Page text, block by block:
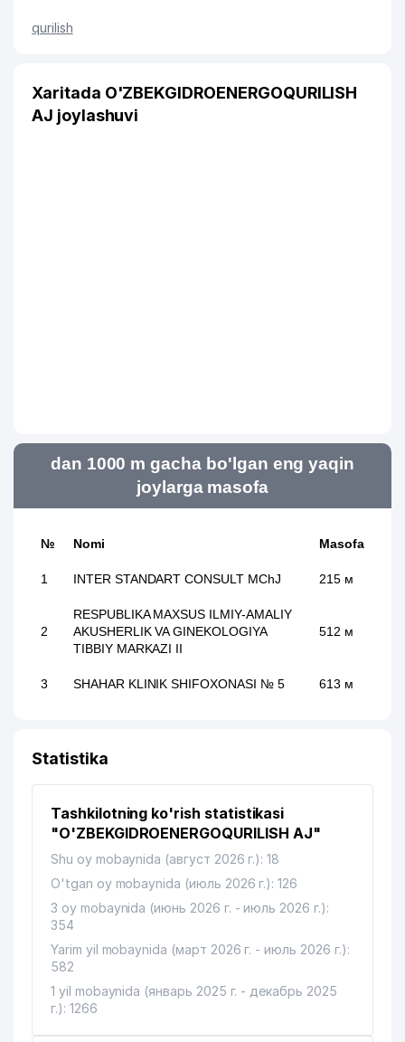
qurilish
Xaritada O'ZBEKGIDROENERGOQURILISH
AJ joylashuvi
dan 1000 m gacha bo'lgan eng yaqin
joylarga masofa
№ Nomi Masofa
1 INTER STANDART CОNSULT MChJ 215 м
2
RESPUBLIKA MAXSUS ILMIY-AMALIY
AKUSHERLIK VA GINEKOLOGIYA
TIBBIY MARKAZI II
512 м
3 SHAHAR KLINIK SHIFOXONASI № 5 613 м
Statistika
Tashkilotning ko'rish statistikasi
"O'ZBEKGIDROENERGOQURILISH AJ"
Shu oy mobaynida (август 2026 г.): 18
O'tgan oy mobaynida (июль 2026 г.): 126
3 oy mobaynida (июнь 2026 г. - июль 2026 г.):
354
Yarim yil mobaynida (март 2026 г. - июль 2026 г.):
582
1 yil mobaynida (январь 2025 г. - декабрь 2025
г.): 1266